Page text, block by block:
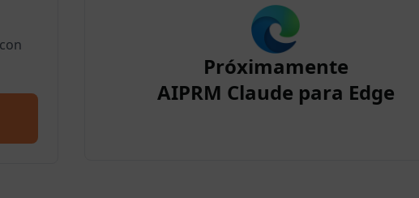
Próximamente
AIPRM Claude para Edge